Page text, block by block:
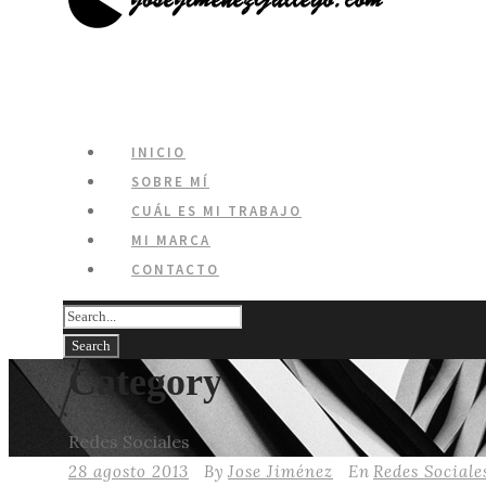
INICIO
SOBRE MÍ
CUÁL ES MI TRABAJO
MI MARCA
CONTACTO
Category
Redes Sociales
28 agosto 2013 By Jose Jiménez En Redes